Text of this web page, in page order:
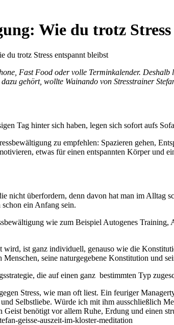
Wie du trotz
du trotz Stress entspannt bleibst
Fast Food oder volle Terminkalender.
gehört, wollte Wainando von Stresstrainer
Tag hinter sich haben, legen sich sofort aufs
zu empfehlen: Spazieren gehen,
etwas für einen entspannten Körper und
nicht überfordern, denn davon hat man im
ein Anfang sein.
wie zum Beispiel Autogenes
wird, ist ganz individuell, genauso wie die
Menschen, seine naturgegebene Konstitution und
die auf einen ganz bestimmten Typ
Stress, wie man oft liest. Ein feuriger
Selbstliebe. Würde ich mit ihm ausschließlich
Geist benötigt vor allem Ruhe, Erdung und einen